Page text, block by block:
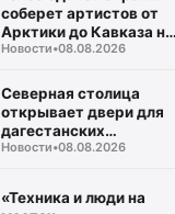
соберет артистов от
Арктики до Кавказа на
фестивале «МЫ» в
Новости•08.08.2026
Северная столица
открывает двери для
дагестанских
школьников
Новости•08.08.2026
«Техника и люди на